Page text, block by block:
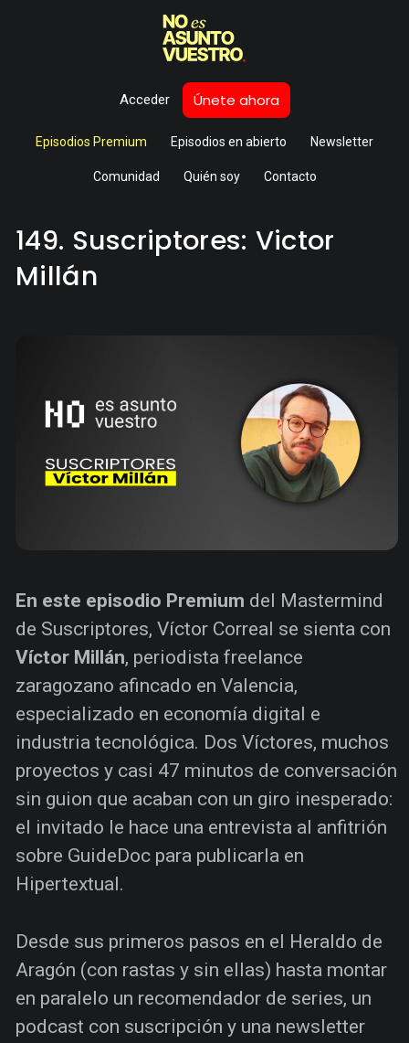
Acceder Únete ahora
Episodios Premium Episodios en abierto Newsletter
Comunidad Quién soy Contacto
149. Suscriptores: Victor
Millán
En este episodio Premium del Mastermind
de Suscriptores, Víctor Correal se sienta con
Víctor Millán, periodista freelance
zaragozano afincado en Valencia,
especializado en economía digital e
industria tecnológica. Dos Víctores, muchos
proyectos y casi 47 minutos de conversación
sin guion que acaban con un giro inesperado:
el invitado le hace una entrevista al anfitrión
sobre GuideDoc para publicarla en
Hipertextual.
Desde sus primeros pasos en el Heraldo de
Aragón (con rastas y sin ellas) hasta montar
en paralelo un recomendador de series, un
podcast con suscripción y una newsletter